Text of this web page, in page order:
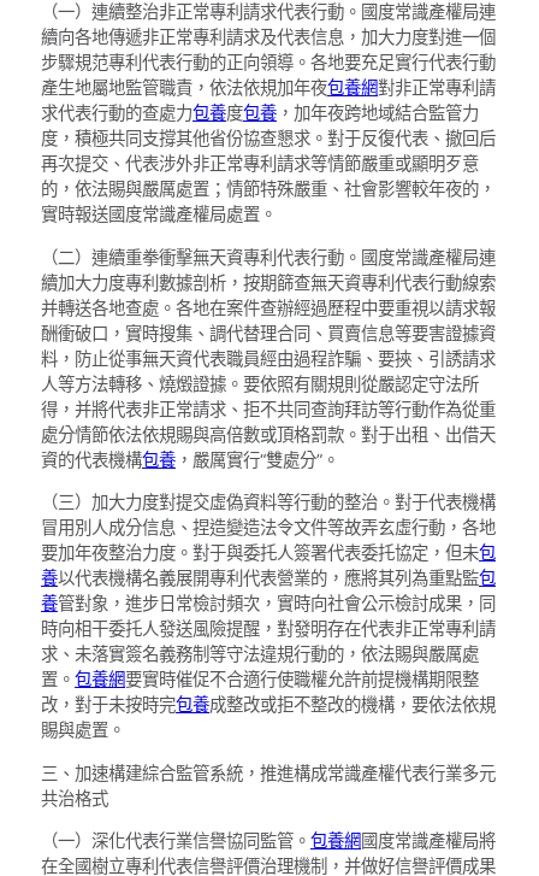
（一）連續整治非正常專利請求代表行動。國度常識產權局連
續向各地傳遞非正常專利請求及代表信息，加大力度對進一個
步驟規范專利代表行動的正向領導。各地要充足實行代表行動
產生地屬地監管職責，依法依規加年夜包養網對非正常專利請
求代表行動的查處力包養度包養 ，加年夜跨地域結合監管力
度，積極共同支撐其他省份協查懇求。對于反復代表、撤回后
再次提交、代表涉外非正常專利請求等情節嚴重或顯明歹意
的，依法賜與嚴厲處置；情節特殊嚴重、社會影響較年夜的，
實時報送國度常識產權局處置。
（二）連續重拳衝擊無天資專利代表行動。國度常識產權局連
續加大力度專利數據剖析，按期篩查無天資專利代表行動線索
并轉送各地查處。各地在案件查辦經過歷程中要重視以請求報
酬衝破口，實時搜集、調代替理合同、買賣信息等要害證據資
料，防止從事無天資代表職員經由過程詐騙、要挾、引誘請求
人等方法轉移、燒燬證據。要依照有關規則從嚴認定守法所
得，并將代表非正常請求、拒不共同查詢拜訪等行動作為從重
處分情節依法依規賜與高倍數或頂格罰款。對于出租、出借天
資的代表機構包養 ，嚴厲實行“雙處分”。
（三）加大力度對提交虛偽資料等行動的整治。對于代表機構
冒用別人成分信息、捏造變造法令文件等故弄玄虛行動，各地
要加年夜整治力度。對于與委托人簽署代表委托協定，但未包
養以代表機構名義展開專利代表營業的，應將其列為重點監包
養管對象，進步日常檢討頻次，實時向社會公示檢討成果，同
時向相干委托人發送風險提醒，對發明存在代表非正常專利請
求、未落實簽名義務制等守法違規行動的，依法賜與嚴厲處
置。 包養網要實時催促不合適行使職權允許前提機構期限整
改，對于未按時完包養成整改或拒不整改的機構，要依法依規
賜與處置。
三、加速構建綜合監管系統，推進構成常識產權代表行業多元
共治格式
（一）深化代表行業信譽協同監管。 包養網國度常識產權局將
在全國樹立專利代表信譽評價治理機制，并做好信譽評價成果